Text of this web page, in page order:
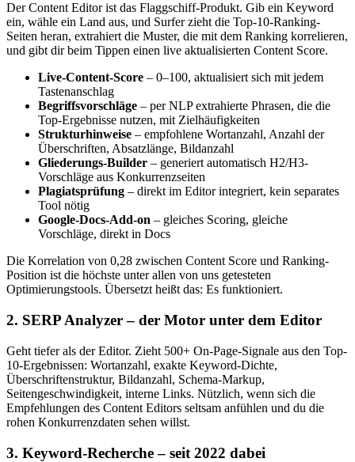
Der Content Editor ist das Flaggschiff-Produkt. Gib ein Keyword
ein, wähle ein Land aus, und Surfer zieht die Top-10-Ranking-
Seiten heran, extrahiert die Muster, die mit dem Ranking korrelieren,
und gibt dir beim Tippen einen live aktualisierten Content Score.
Live-Content-Score – 0–100, aktualisiert sich mit jedem
Tastenanschlag
Begriffsvorschläge – per NLP extrahierte Phrasen, die die
Top-Ergebnisse nutzen, mit Zielhäufigkeiten
Strukturhinweise – empfohlene Wortanzahl, Anzahl der
Überschriften, Absatzlänge, Bildanzahl
Gliederungs-Builder – generiert automatisch H2/H3-
Vorschläge aus Konkurrenzseiten
Plagiatsprüfung – direkt im Editor integriert, kein separates
Tool nötig
Google-Docs-Add-on – gleiches Scoring, gleiche
Vorschläge, direkt in Docs
Die Korrelation von 0,28 zwischen Content Score und Ranking-
Position ist die höchste unter allen von uns getesteten
Optimierungstools. Übersetzt heißt das: Es funktioniert.
2. SERP Analyzer – der Motor unter dem Editor
Geht tiefer als der Editor. Zieht 500+ On-Page-Signale aus den Top-
10-Ergebnissen: Wortanzahl, exakte Keyword-Dichte,
Überschriftenstruktur, Bildanzahl, Schema-Markup,
Seitengeschwindigkeit, interne Links. Nützlich, wenn sich die
Empfehlungen des Content Editors seltsam anfühlen und du die
rohen Konkurrenzdaten sehen willst.
3. Keyword-Recherche – seit 2022 dabei